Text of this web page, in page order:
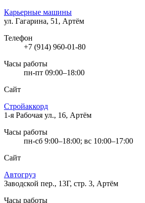
Карьерные машины
ул. Гагарина, 51, Артём
Телефон
+7 (914) 960-01-80
Часы работы
пн-пт 09:00–18:00
Сайт
Стройаккорд
1-я Рабочая ул., 16, Артём
Часы работы
пн-сб 9:00–18:00; вс 10:00–17:00
Сайт
Автогруз
Заводской пер., 13Г, стр. 3, Артём
Часы работы